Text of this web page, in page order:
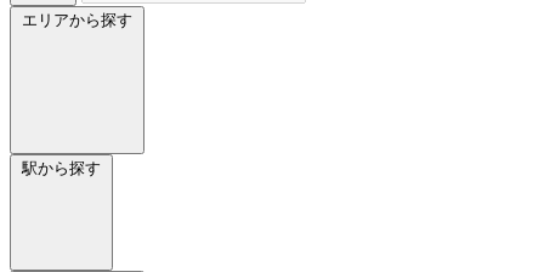
エリアから探す
駅から探す